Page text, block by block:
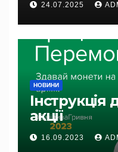
24.07.2025
НОВИНИ
акції
16.09.2023